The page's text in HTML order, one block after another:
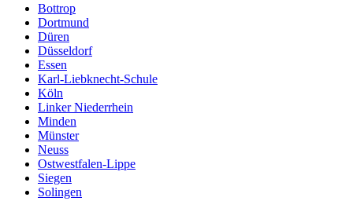
Bottrop
Dortmund
Düren
Düsseldorf
Essen
Karl-Liebknecht-Schule
Köln
Linker Niederrhein
Minden
Münster
Neuss
Ostwestfalen-Lippe
Siegen
Solingen